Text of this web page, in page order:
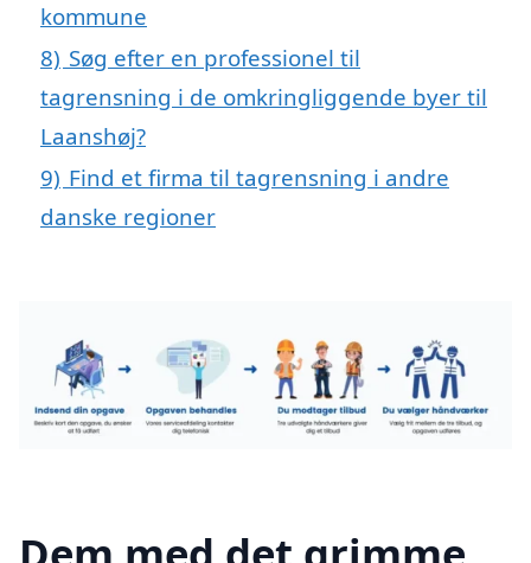
kommune
8) Søg efter en professionel til
tagrensning i de omkringliggende byer til
Laanshøj?
9) Find et firma til tagrensning i andre
danske regioner